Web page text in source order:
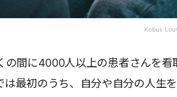
Kobus
の間に4000人以上の患者さんを看
最初のうち、自分や自分の人生